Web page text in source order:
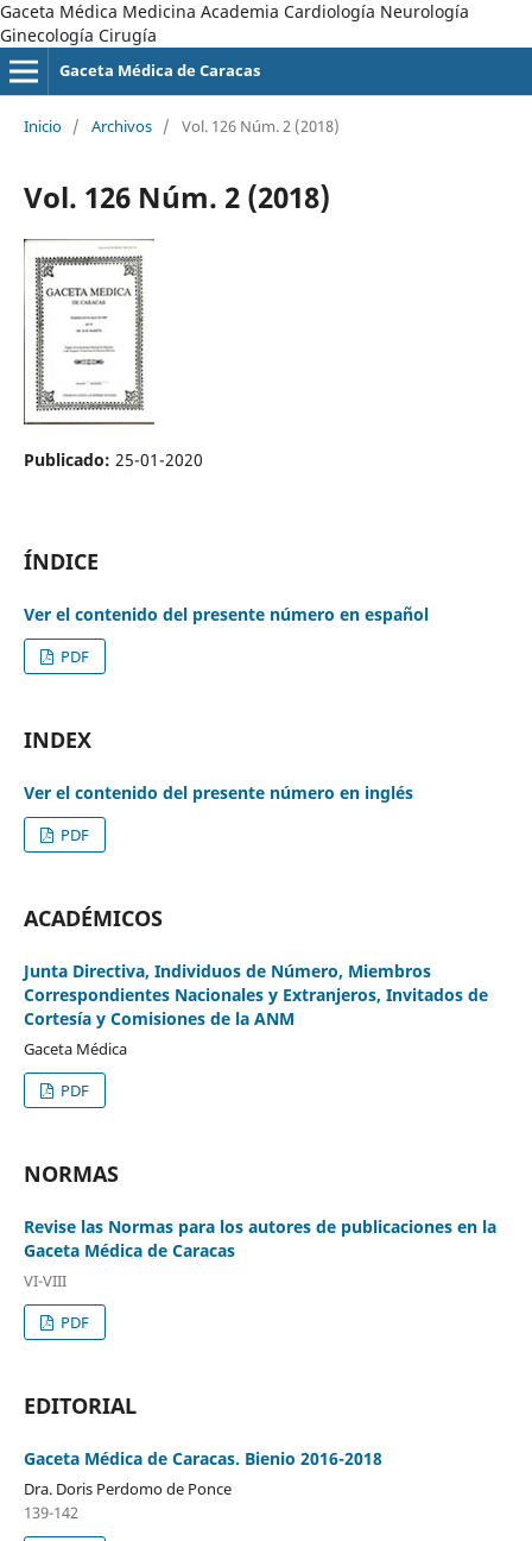
Gaceta Médica Medicina Academia Cardiología Neurología
Ginecología Cirugía
Gaceta Médica de Caracas
Inicio / Archivos / Vol. 126 Núm. 2 (2018)
Vol. 126 Núm. 2 (2018)
Publicado: 25-01-2020
ÍNDICE
Ver el contenido del presente número en español
PDF
INDEX
Ver el contenido del presente número en inglés
PDF
ACADÉMICOS
Junta Directiva, Individuos de Número, Miembros
Correspondientes Nacionales y Extranjeros, Invitados de
Cortesía y Comisiones de la ANM
Gaceta Médica
PDF
NORMAS
Revise las Normas para los autores de publicaciones en la
Gaceta Médica de Caracas
VI-VIII
PDF
EDITORIAL
Gaceta Médica de Caracas. Bienio 2016-2018
Dra. Doris Perdomo de Ponce
139-142